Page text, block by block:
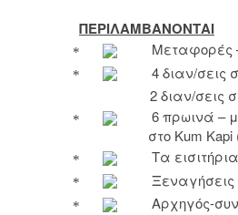
ΠΕΡΙΛΑΜΒΑΝΟΝΤΑΙ
Μεταφορές
4 διαν/σεις
2 διαν/σεις
6 πρωινά –
στo Kum Kapi
Τα
Αρχηγός-